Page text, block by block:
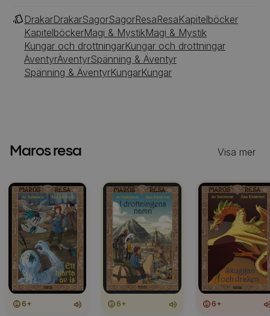
DrakarDrakarSagorSagorResaResaKapitelböcker
KapitelböckerMagi & MystikMagi & Mystik
Kungar och drottningarKungar och drottningar
ÄventyrÄventyrSpänning & Äventyr
Spänning & ÄventyrKungarKungar
Maros resa Visa mer
6+ 6+ 6+